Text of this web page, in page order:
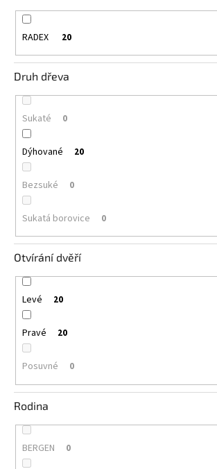
RADEX 20
Druh dřeva
Sukaté 0
Dýhované 20
Bezsuké 0
Sukatá borovice 0
Otvírání dvěří
Levé 20
Pravé 20
Posuvné 0
Rodina
BERGEN 0